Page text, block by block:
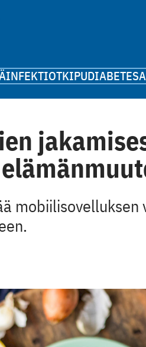
INFEKTIOTKIPUDIABETES
mobiilisovelluksen